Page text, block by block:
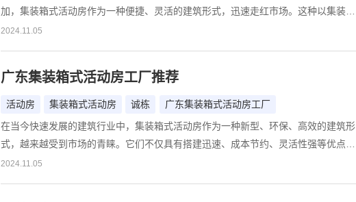
加，集装箱式活动房作为一种便捷、灵活的建筑形式，迅速走红市场。这种以集装箱
为基础，经过改造和装饰后的活动房，不仅具有坚固耐用、安装简便、可移动性强等
那么，集装箱式活动房到底多少钱？本文将为您详细解析其价格构成，并探讨其性价
比。
2024.11.05
广东集装箱式活动房工厂推荐
活动房 集装箱式活动房 诚栋 广东集装箱式活动房工厂
在当今快速发展的建筑行业中，集装箱式活动房作为一种新型、环保、高效的建筑形
式，越来越受到市场的青睐。它们不仅具有搭建迅速、成本节约、灵活性强等优点，
还能有效应对自然灾害和临时性建筑需求。而在广东这片充满活力的土地上，众多集
2024.11.05